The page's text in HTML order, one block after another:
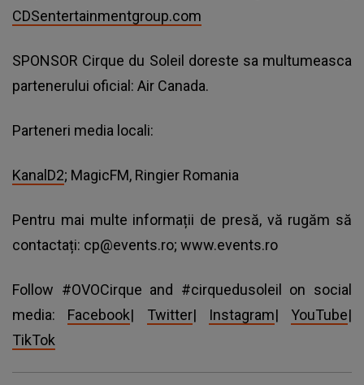
CDSentertainmentgroup.com
SPONSOR Cirque du Soleil doreste sa multumeasca
partenerului oficial: Air Canada.
Parteneri media locali:
KanalD2; MagicFM, Ringier Romania
Pentru mai multe informații de presă, vă rugăm să
contactați: cp@events.ro; www.events.ro
Follow #OVOCirque and #cirquedusoleil on social
media: Facebook| Twitter| Instagram| YouTube|
TikTok